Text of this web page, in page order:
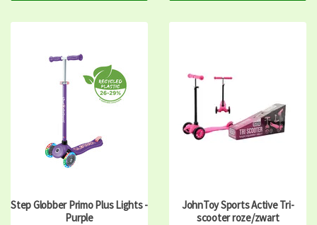
Step Globber Primo Plus Lights -
Purple
JohnToy Sports Active Tri-
scooter roze/zwart